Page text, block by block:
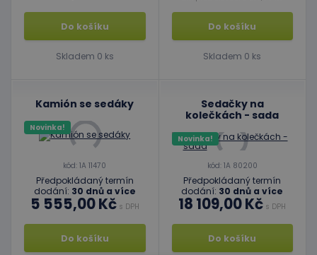
Do košíku
Skladem 0 ks
Do košíku
Skladem 0 ks
Kamión se sedáky
Novinka!
kód: 1A 11470
Předpokládaný termín
dodání: 30 dnů a více
5 555,00 Kčs DPH
Do košíku
Sedačky na
kolečkách - sada
Novinka!
kód: 1A 80200
Předpokládaný termín
dodání: 30 dnů a více
18 109,00 Kč s DPH
Do košíku